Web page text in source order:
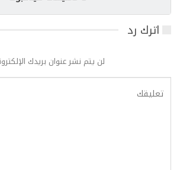
اترك رد
لن يتم نشر عنوان بريدك